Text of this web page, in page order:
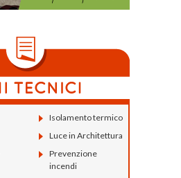
Isolamento termico
Luce in Architettura
Prevenzione
incendi